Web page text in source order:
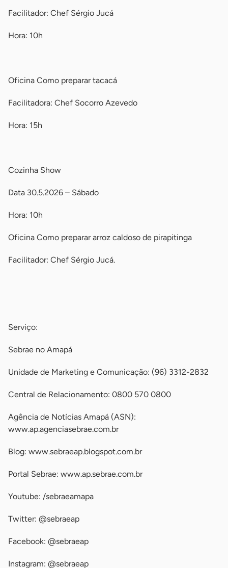
Facilitador: Chef Sérgio Jucá
Hora: 10h
Oficina Como preparar tacacá
Facilitadora: Chef Socorro Azevedo
Hora: 15h
Cozinha Show
Data 30.5.2026 – Sábado
Hora: 10h
Oficina Como preparar arroz caldoso de pirapitinga
Facilitador: Chef Sérgio Jucá.
Serviço:
Sebrae no Amapá
Unidade de Marketing e Comunicação: (96) 3312-2832
Central de Relacionamento: 0800 570 0800
Agência de Notícias Amapá (ASN):
www.ap.agenciasebrae.com.br
Blog: www.sebraeap.blogspot.com.br
Portal Sebrae: www.ap.sebrae.com.br
Youtube: /sebraeamapa
Twitter: @sebraeap
Facebook: @sebraeap
Instagram: @sebraeap